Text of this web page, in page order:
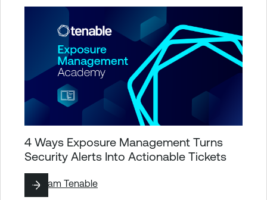
4 Ways Exposure Management Turns
Security Alerts Into Actionable Tickets
ByTeam Tenable